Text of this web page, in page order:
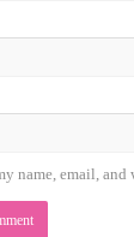
name, email,